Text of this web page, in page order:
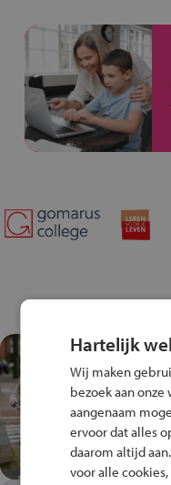
en
Hartelijk
Wij maken
bezoek aan
aangenaam
ervoor dat alles
daarom altijd
voor alle